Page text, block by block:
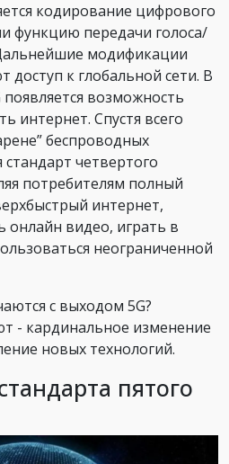
кодирование цифрового
функцию передачи голоса/
модификации
доступ к глобальной сети. В
появляется возможность
интернет. Спустя всего
беспроводных
стандарт четвертого
потребителям полный
интернет,
онлайн видео, играть в
неограниченной
с выходом 5G?
- кардинальное изменение
новых технологий.
пятого